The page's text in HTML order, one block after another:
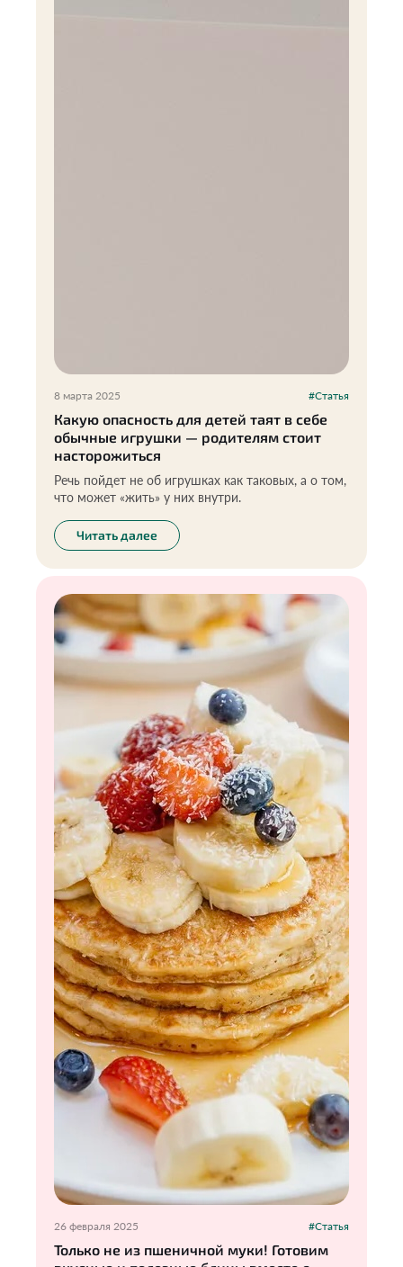
8 марта 2025 #Статья
Какую опасность для детей таят в себе
обычные игрушки — родителям стоит
насторожиться
Речь пойдет не об игрушках как таковых, а о том,
что может «жить» у них внутри.
Читать далее
26 февраля 2025 #Статья
Только не из пшеничной муки! Готовим